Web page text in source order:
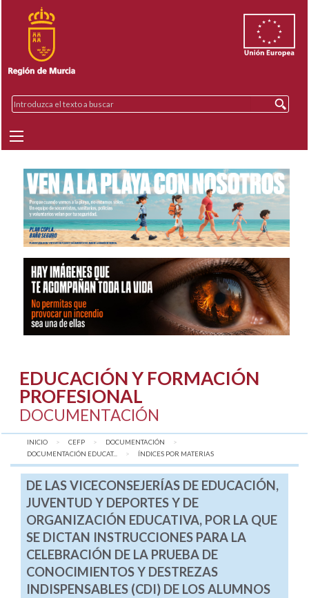
EDUCACIÓN Y FORMACIÓN
PROFESIONAL
DOCUMENTACIÓN
INICIO CEFP
DOCUMENTACIÓN
DOCUMENTACIÓN EDUCAT...
AQUÍ:
ÍNDICES POR MATERIAS
DE LAS VICECONSEJERÍAS DE EDUCACIÓN,
JUVENTUD Y DEPORTES Y DE
ORGANIZACIÓN EDUCATIVA, POR LA QUE
SE DICTAN INSTRUCCIONES PARA LA
CELEBRACIÓN DE LA PRUEBA DE
CONOCIMIENTOS Y DESTREZAS
INDISPENSABLES (CDI) DE LOS ALUMNOS